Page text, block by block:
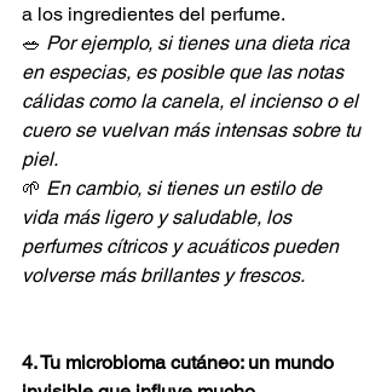
a los ingredientes del perfume.
🥗 Por ejemplo, si tienes una dieta rica
en especias, es posible que las notas
cálidas como la canela, el incienso o el
cuero se vuelvan más intensas sobre tu
piel.
🌱 En cambio, si tienes un estilo de
vida más ligero y saludable, los
perfumes cítricos y acuáticos pueden
volverse más brillantes y frescos.
4. Tu microbioma cutáneo: un mundo